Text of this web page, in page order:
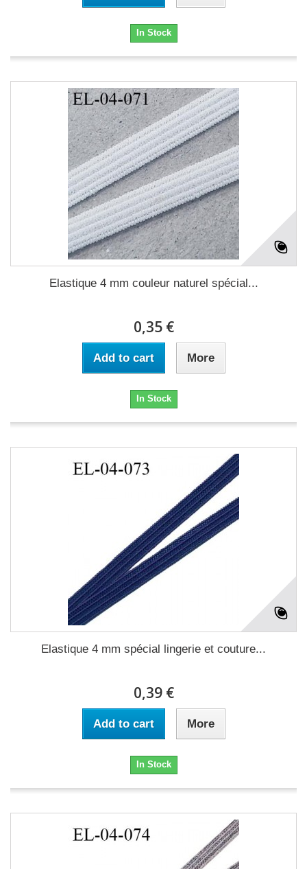
In Stock
Elastique 4 mm couleur naturel spécial...
0,35 €
Add to cart More
In Stock
Elastique 4 mm spécial lingerie et couture...
0,39 €
Add to cart More
In Stock